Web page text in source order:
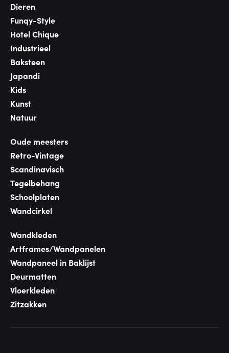
Dieren
Funqy-Style
Hotel Chique
Industrieel
Baksteen
Japandi
Kids
Kunst
Natuur
Oude meesters
Retro-Vintage
Scandinavisch
Tegelbehang
Schoolplaten
Wandcirkel
Wandkleden
Artframes/Wandpanelen
Wandpaneel in Baklijst
Deurmatten
Vloerkleden
Zitzakken